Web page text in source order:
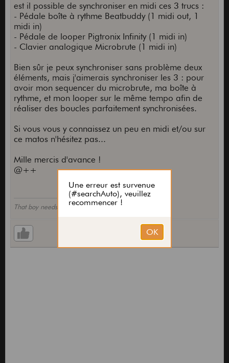
est il possible de synchroniser en midi ces 3 trucs :
- Pédale boîte à rythme Beatbuddy (1 midi out, 1
midi in)
- Pédale de looper Pigtronix Infinity (1 midi in)
- Clavier analogique Microbrute (1 midi in)
Bien sûr je peux synchroniser sans problème deux
éléments, mais j'aimerais synchroniser les 3 : pour
avoir mon sequencer du microbrute, ma boîte à
rythme, et mon looper sur le même tempo afin de
réaliser des boucles parfaitement synchronisées.
Si vous vous y connaissez un peu en midi et/ou sur
ce matos n'hésitez pas...
Mille mercis d'avance !
@++
That boy needs therapy.